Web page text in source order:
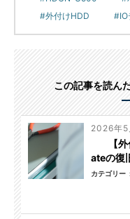
外付けHDD
この記事を読ん
2026年5
【
ateの復
カテゴリー